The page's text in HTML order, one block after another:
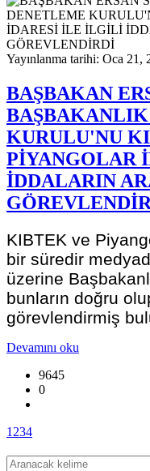
Yayınlanma tarihi: Oca 21,
BAŞBAKAN
KURULU'NU
PİYANGOLAR
İDDALARIN
KIBTEK ve
bir süredir
üzerine
bunların doğru
görevlendirmiş
Devamını oku
9645
0
1 234